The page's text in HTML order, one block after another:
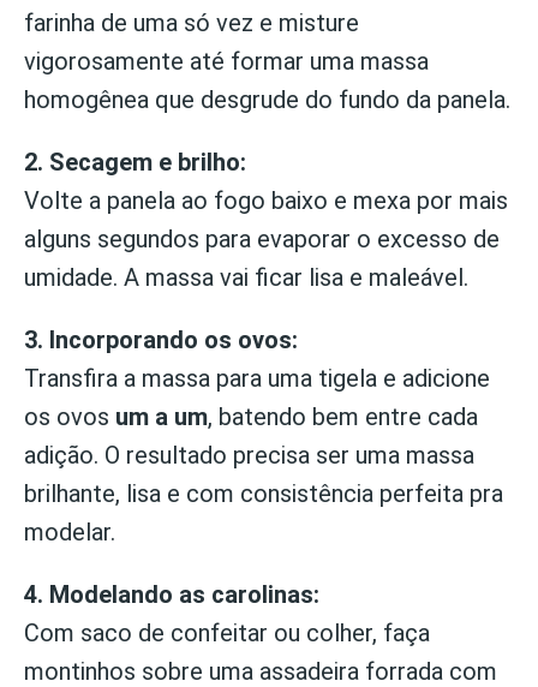
farinha de uma só vez e misture
vigorosamente até formar uma massa
homogênea que desgrude do fundo da panela.
2. Secagem e brilho:
Volte a panela ao fogo baixo e mexa por mais
alguns segundos para evaporar o excesso de
umidade. A massa vai ficar lisa e maleável.
3. Incorporando os ovos:
Transfira a massa para uma tigela e adicione
os ovos um a um, batendo bem entre cada
adição. O resultado precisa ser uma massa
brilhante, lisa e com consistência perfeita pra
modelar.
4. Modelando as carolinas:
Com saco de confeitar ou colher, faça
montinhos sobre uma assadeira forrada com